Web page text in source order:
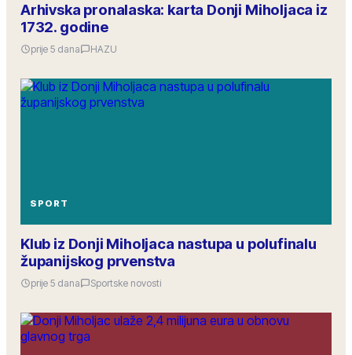
Arhivska pronalaska: karta Donji Miholjaca iz
1732. godine
prije 5 dana HAZU
SPORT
Klub iz Donji Miholjaca nastupa u polufinalu
županijskog prvenstva
prije 5 dana Sportske novosti